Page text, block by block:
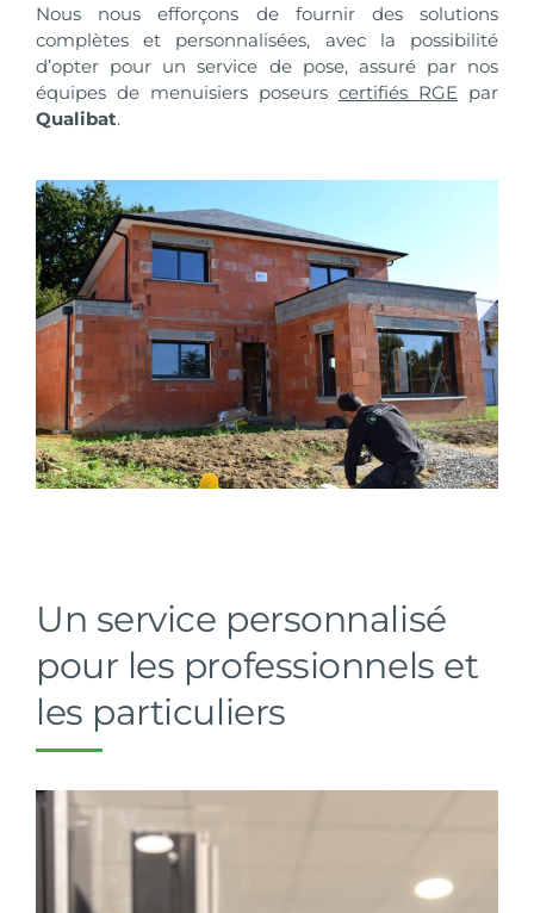
Nous nous efforçons de fournir des solutions
complètes et personnalisées, avec la possibilité
d’opter pour un service de pose, assuré par nos
équipes de menuisiers poseurscertifiés RGE par
Qualibat.
Un service personnalisé
pour les professionnels et
les particuliers